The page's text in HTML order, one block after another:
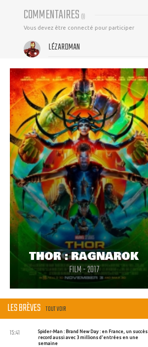
COMMENTAIRES (1)
Vous devez être connecté pour participer
LÉZARDMAN
THOR : RAGNAROK
FILM - 2017
LES BRÈVES TOUT VOIR
Spider-Man : Brand New Day : en France, un succès
record aussi avec 3 millions d'entrées en une
semaine
15:41